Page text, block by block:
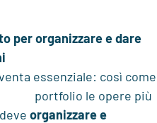
per organizzare e dare
essenziale: così come
portfolio le opere più
organizzare e